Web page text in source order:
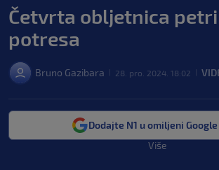
Četvrta obljetnica
potresa
Bruno Gazibara 28. pro. 2024. 18:02
Dodajte N1 u omiljeni
Više